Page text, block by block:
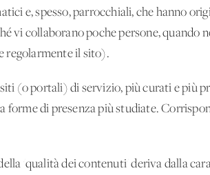
e, spesso, parrocchiali, che hanno
vi collaborano poche persone, quando
regolarmente il sito).
(o portali) di servizio, più curati e più
forme di presenza più studiate.
'qualità dei contenuti' deriva dalla